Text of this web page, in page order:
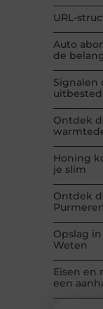
URL-
Auto
de
Signalen
Ontdek
Honing
je slim
Ontdek
Opslag
Weten
Eisen en
een